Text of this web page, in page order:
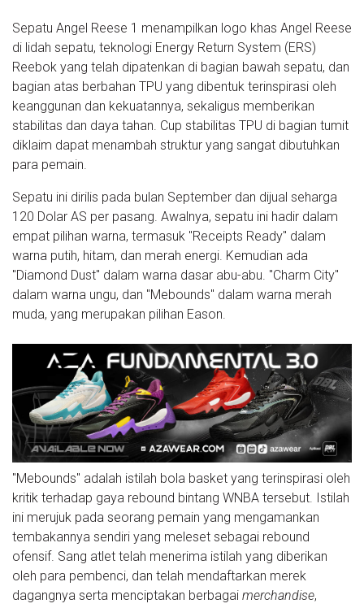
Sepatu Angel Reese 1 menampilkan logo khas Angel Reese
di lidah sepatu, teknologi Energy Return System (ERS)
Reebok yang telah dipatenkan di bagian bawah sepatu, dan
bagian atas berbahan TPU yang dibentuk terinspirasi oleh
keanggunan dan kekuatannya, sekaligus memberikan
stabilitas dan daya tahan. Cup stabilitas TPU di bagian tumit
diklaim dapat menambah struktur yang sangat dibutuhkan
para pemain.
Sepatu ini dirilis pada bulan September dan dijual seharga
120 Dolar AS per pasang. Awalnya, sepatu ini hadir dalam
empat pilihan warna, termasuk "Receipts Ready" dalam
warna putih, hitam, dan merah energi. Kemudian ada
"Diamond Dust" dalam warna dasar abu-abu. "Charm City"
dalam warna ungu, dan "Mebounds" dalam warna merah
muda, yang merupakan pilihan Eason.
"Mebounds" adalah istilah bola basket yang terinspirasi oleh
kritik terhadap gaya rebound bintang WNBA tersebut. Istilah
ini merujuk pada seorang pemain yang mengamankan
tembakannya sendiri yang meleset sebagai rebound
ofensif. Sang atlet telah menerima istilah yang diberikan
oleh para pembenci, dan telah mendaftarkan merek
dagangnya serta menciptakan berbagai merchandise,